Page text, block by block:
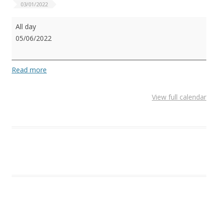
03/01/2022
Liga
CMPO
All day
05/06/2022
Read more
View full calendar